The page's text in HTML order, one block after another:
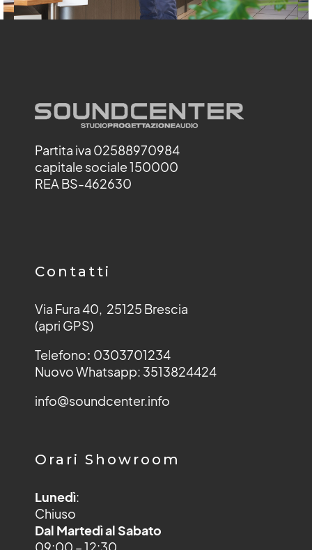
Partita iva 02588970984
capitale sociale 150000
REA BS-462630
Contatti
Via Fura 40, 25125 Brescia
(apri GPS)
Telefono: 0303701234
Nuovo Whatsapp: 3513824424
info@soundcenter.info
Orari Showroom
Lunedì:
Chiuso
Dal Martedì al Sabato